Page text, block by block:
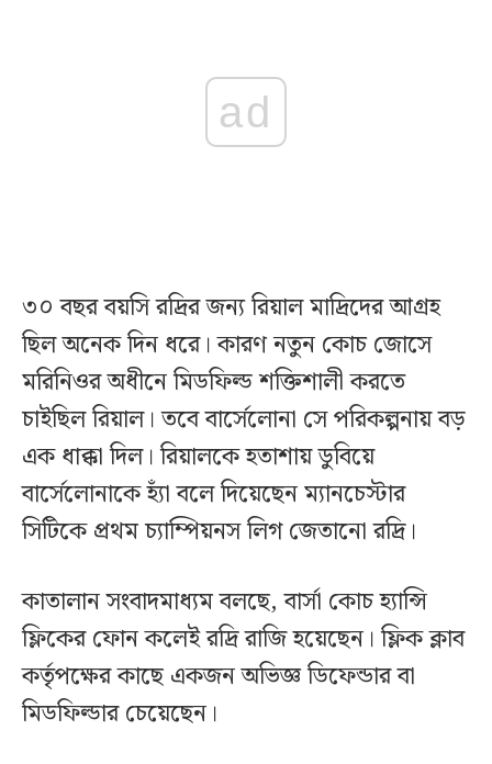
ad
৩০ বছর বয়সি রদ্রির জন্য রিয়াল মাদ্রিদের আগ্রহ
ছিল অনেক দিন ধরে। কারণ নতুন কোচ জোসে
মরিনিওর অধীনে মিডফিল্ড শক্তিশালী করতে
চাইছিল রিয়াল। তবে বার্সেলোনা সে পরিকল্পনায় বড়
এক ধাক্কা দিল। রিয়ালকে হতাশায় ডুবিয়ে
বার্সেলোনাকে হ্যাঁ বলে দিয়েছেন ম্যানচেস্টার
সিটিকে প্রথম চ্যাম্পিয়নস লিগ জেতানো রদ্রি।
কাতালান সংবাদমাধ্যম বলছে, বার্সা কোচ হ্যান্সি
ফ্লিকের ফোন কলেই রদ্রি রাজি হয়েছেন। ফ্লিক ক্লাব
কর্তৃপক্ষের কাছে একজন অভিজ্ঞ ডিফেন্ডার বা
মিডফিল্ডার চেয়েছেন।